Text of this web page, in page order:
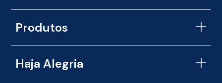
Produtos
Haja Alegria